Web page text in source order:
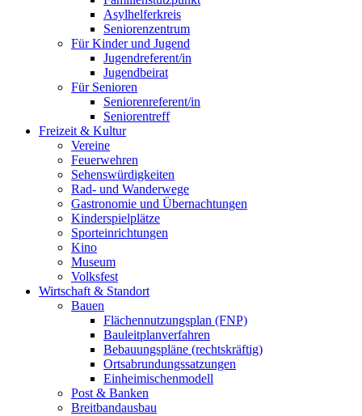
Asylhelferkreis
Seniorenzentrum
Für Kinder und Jugend
Jugendreferent/in
Jugendbeirat
Für Senioren
Seniorenreferent/in
Seniorentreff
Freizeit & Kultur
Vereine
Feuerwehren
Sehenswürdigkeiten
Rad- und Wanderwege
Gastronomie und Übernachtungen
Kinderspielplätze
Sporteinrichtungen
Kino
Museum
Volksfest
Wirtschaft & Standort
Bauen
Flächennutzungsplan (FNP)
Bauleitplanverfahren
Bebauungspläne (rechtskräftig)
Ortsabrundungssatzungen
Einheimischenmodell
Post & Banken
Breitbandausbau